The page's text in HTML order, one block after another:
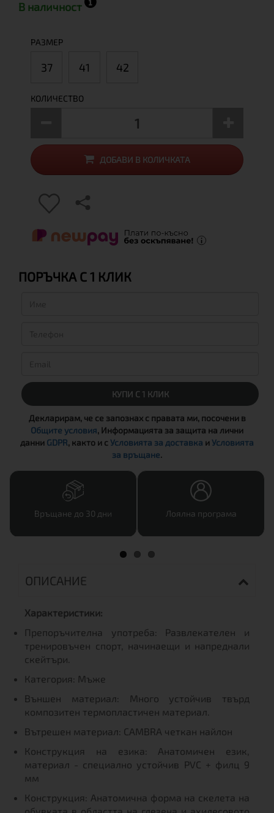
В наличност
РАЗМЕР
37 41 42
КОЛИЧЕСТВО
ДОБАВИ В КОЛИЧКАТА
ПОРЪЧКА С 1 КЛИК
КУПИ С 1 КЛИК
Декларирам, че се запознах с правата ми, посочени в
Общите условия, Информацията за защита на лични
данни GDPR, както и сУсловията за доставка иУсловията
за връщане.
Връщане до 30 дни Лоялна програма
ОПИСАНИЕ
Характеристики:
Препоръчителна употреба: Развлекателен и
тренировъчен спорт, начинаещи и напреднали
скейтъри.
Категория: Мъже
Външен материал: Много устойчив твърд
композитен термопластичен материал.
Вътрешен материал: CAMBRA четкан найлон
Конструкция на езика: Анатомичен език,
материал - специално устойчив PVC + филц 9
мм
Конструкция: Анатомична форма на скелета на